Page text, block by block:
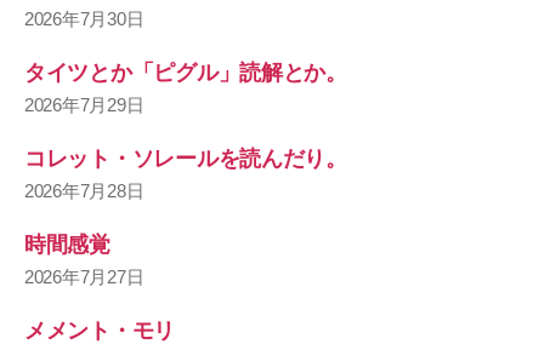
2026年7月30日
タイツとか「ピグル」読解とか。
2026年7月29日
コレット・ソレールを読んだり。
2026年7月28日
時間感覚
2026年7月27日
メメント・モリ